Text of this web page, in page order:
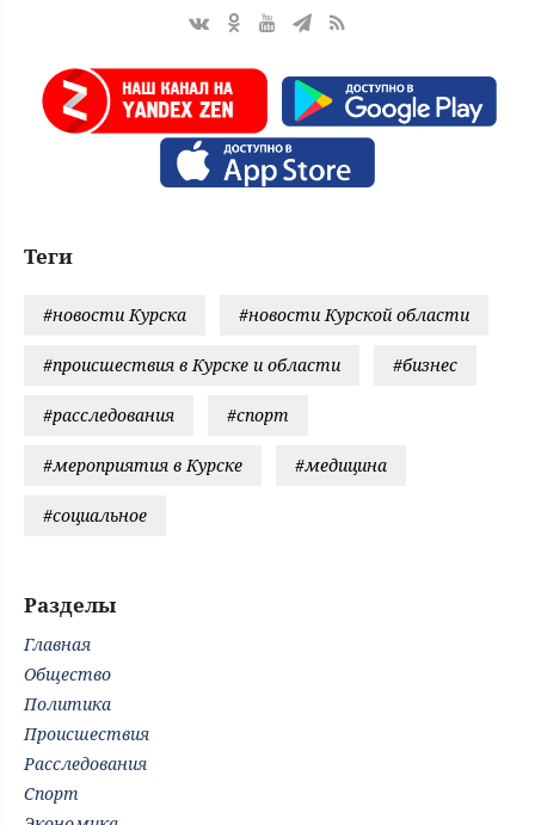
Теги
#новости Курска #новости Курской области
#происшествия в Курске и области #бизнес
#расследования #спорт
#мероприятия в Курске #медицина
#социальное
Разделы
Главная
Общество
Политика
Происшествия
Расследования
Спорт